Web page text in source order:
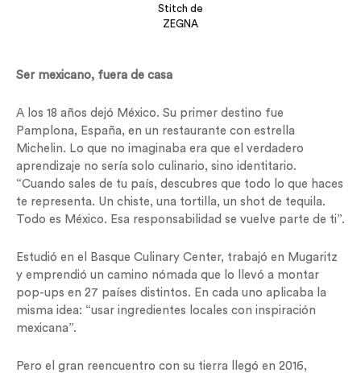
Stitch de
ZEGNA
Ser mexicano, fuera de casa
A los 18 años dejó México. Su primer destino fue
Pamplona, España, en un restaurante con estrella
Michelin. Lo que no imaginaba era que el verdadero
aprendizaje no sería solo culinario, sino identitario.
“Cuando sales de tu país, descubres que todo lo que haces
te representa. Un chiste, una tortilla, un shot de tequila.
Todo es México. Esa responsabilidad se vuelve parte de ti”.
Estudió en el Basque Culinary Center, trabajó en Mugaritz
y emprendió un camino nómada que lo llevó a montar
pop-ups en 27 países distintos. En cada uno aplicaba la
misma idea: “usar ingredientes locales con inspiración
mexicana”.
Pero el gran reencuentro con su tierra llegó en 2016,